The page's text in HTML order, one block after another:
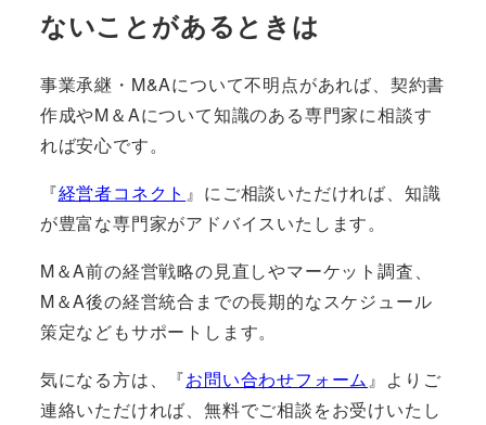
ないことがあるときは
事業承継・M&Aについて不明点があれば、 契約書
作成やM＆Aについて知識のある専門家に相談す
れば安心です。
『経営者コネクト 』にご相談いただければ、知識
が豊富な専門家がアドバイスいたします。
M＆A前の経営戦略の見直しやマーケット調査、
M＆A後の経営統合までの長期的なスケジュール
策定などもサポートします。
気になる方は、『お問い合わせフォーム』よりご
連絡いただければ、無料でご相談をお受けいたし